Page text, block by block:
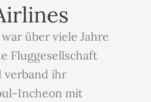
über viele Jahre
Fluggesellschaft
verband ihr
Incheon mit